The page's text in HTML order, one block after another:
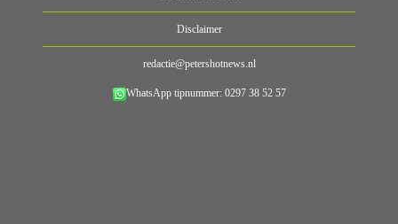
Disclaimer
redactie@petershotnews.nl
WhatsApp tipnummer: 0297 38 52 57